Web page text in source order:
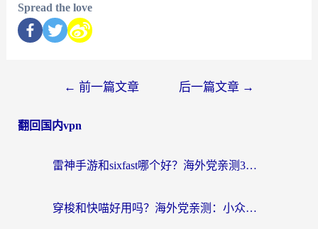
Spread the love
← 前一篇文章 后一篇文章 →
翻回国内vpn
雷神手游和sixfast哪个好？海外党亲测3款回国加速器，教你选对不踩坑
穿梭和快喵好用吗？海外党亲测：小众加速器对比+番茄加速器深度体验